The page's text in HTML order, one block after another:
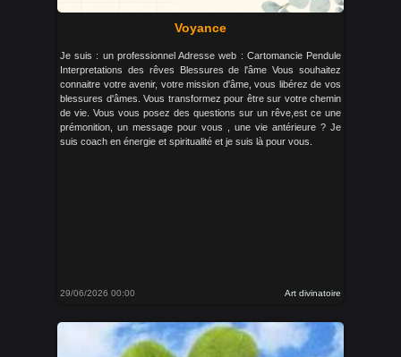
Voyance
Je suis : un professionnel Adresse web : Cartomancie Pendule
Interpretations des rêves Blessures de l'âme Vous souhaitez
connaitre votre avenir, votre mission d'âme, vous libérez de vos
blessures d'âmes. Vous transformez pour être sur votre chemin
de vie. Vous vous posez des questions sur un rêve,est ce une
prémonition, un message pour vous , une vie antérieure ? Je
suis coach en énergie et spiritualité et je suis là pour vous.
29/06/2026 00:00 Art divinatoire